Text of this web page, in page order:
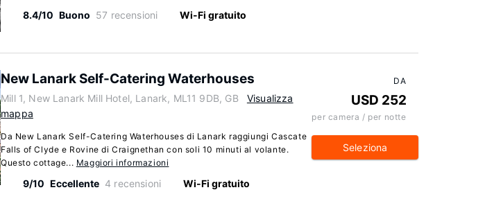
8.4/10 Buono 57 recensioni Wi-Fi gratuito
New Lanark Self-Catering Waterhouses
Mill 1, New Lanark Mill Hotel, Lanark, ML11 9DB, GB
Visualizza
mappa
Da New Lanark Self-Catering Waterhouses di Lanark raggiungi Cascate
Falls of Clyde e Rovine di Craignethan con soli 10 minuti al volante.
Questo cottage... Maggiori informazioni
9/10 Eccellente 4 recensioni Wi-Fi gratuito
DA
USD 252
per camera / per notte
Seleziona